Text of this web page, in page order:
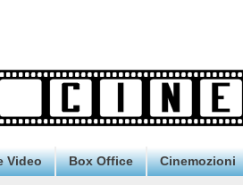
Video Box Office Cinemozioni